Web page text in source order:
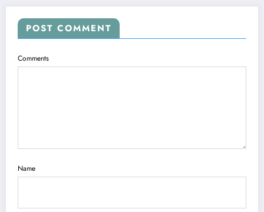
POST COMMENT
Comments
Name